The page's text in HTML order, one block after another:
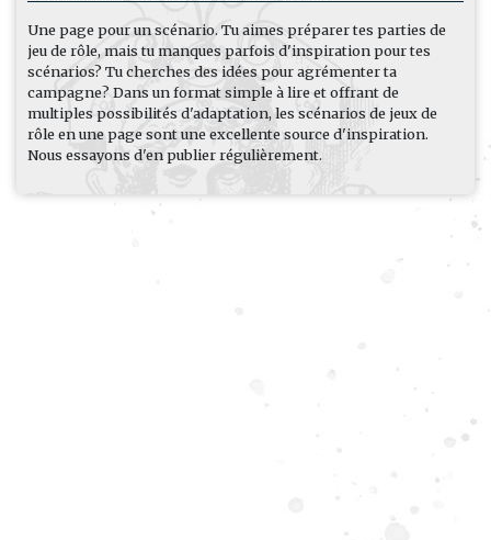
Une page pour un scénario. Tu aimes préparer tes parties de
jeu de rôle, mais tu manques parfois d'inspiration pour tes
scénarios? Tu cherches des idées pour agrémenter ta
campagne? Dans un format simple à lire et offrant de
multiples possibilités d'adaptation, les scénarios de jeux de
rôle en une page sont une excellente source d'inspiration.
Nous essayons d'en publier régulièrement.